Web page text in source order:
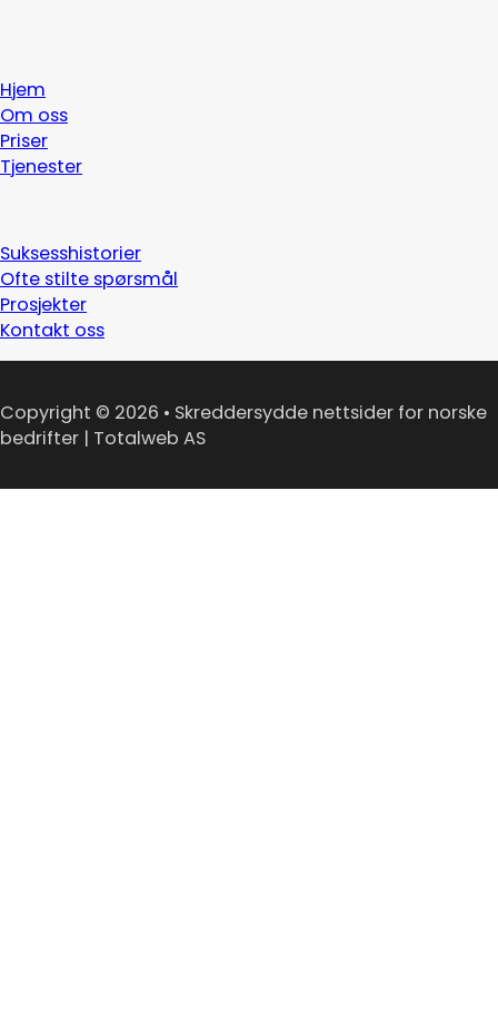
Hjem
Om oss
Priser
Tjenester
Suksesshistorier
Ofte stilte spørsmål
Prosjekter
Kontakt oss
Copyright © 2026 • Skreddersydde nettsider for norske
bedrifter | Totalweb AS